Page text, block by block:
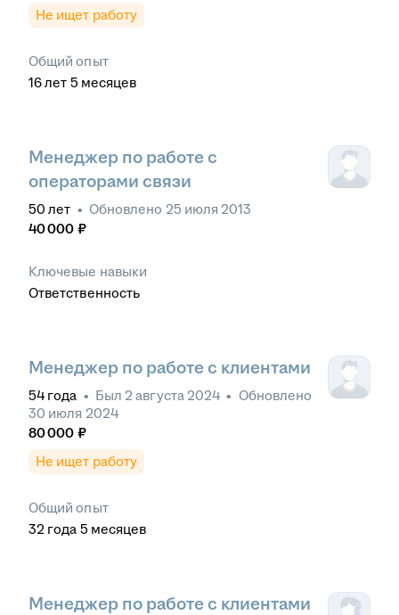
Не ищет работу
Общий опыт
16лет 5 месяцев
Менеджер по работе с
операторами связи
50 лет • Обновлено 25 июля 2013
40 000 ₽
Ключевые навыки
Ответственность
Менеджер по работе с клиентами
54 года • Был 2 августа 2024 • Обновлено
30 июля 2024
80 000 ₽
Не ищет работу
Общий опыт
32 года 5 месяцев
Менеджер по работе с клиентами